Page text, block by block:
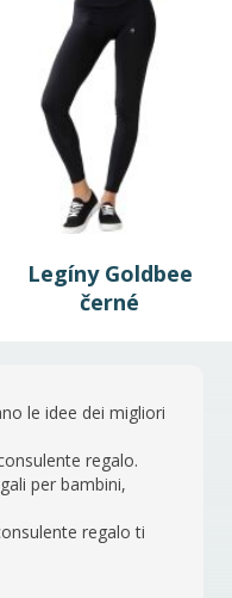
Legíny Goldbee
černé
le idee dei migliori
regalo.
per bambini,
regalo ti